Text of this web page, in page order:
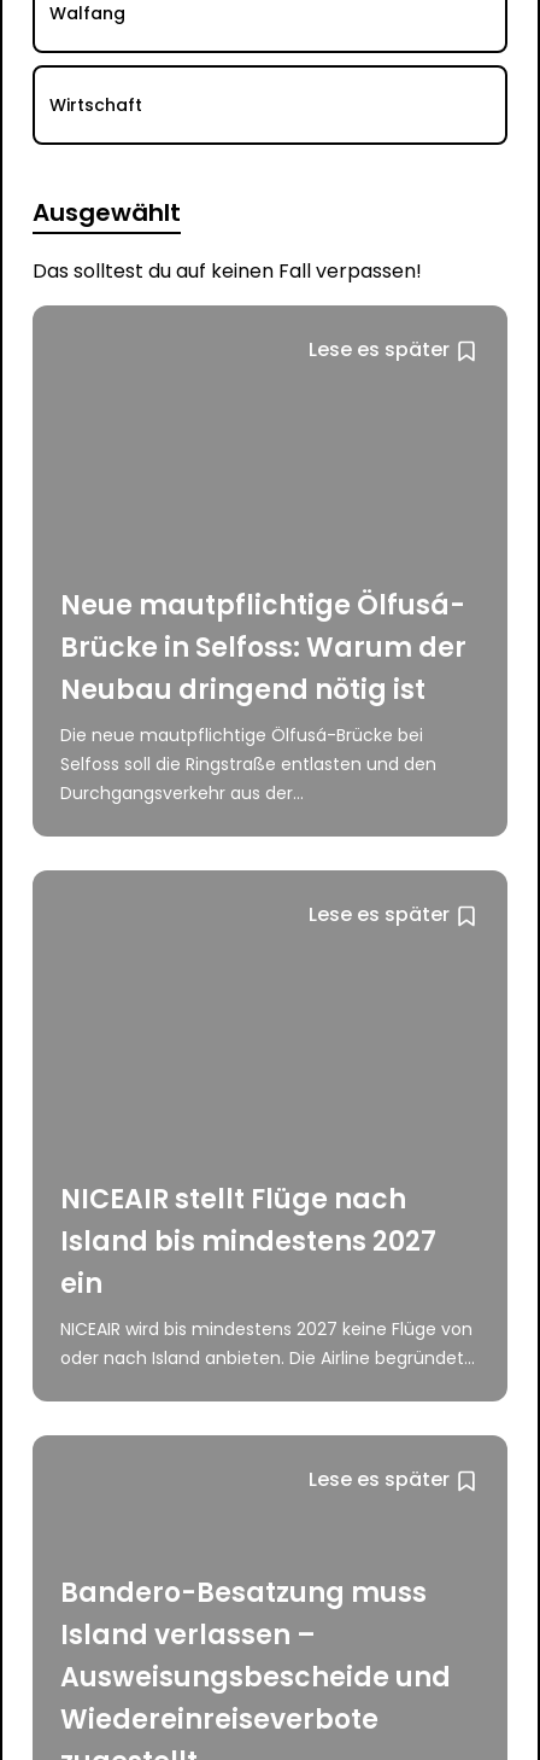
Walfang
Wirtschaft
Ausgewählt
Das solltest du auf keinen Fall verpassen!
Lese es später
Neue mautpflichtige Ölfusá-
Brücke in Selfoss: Warum der
Neubau dringend nötig ist
Die neue mautpflichtige Ölfusá-Brücke bei
Selfoss soll die Ringstraße entlasten und den
Durchgangsverkehr aus der...
Lese es später
NICEAIR stellt Flüge nach
Island bis mindestens 2027
ein
NICEAIR wird bis mindestens 2027 keine Flüge von
oder nach Island anbieten. Die Airline begründet...
Lese es später
Bandero-Besatzung muss
Island verlassen –
Ausweisungsbescheide und
Wiedereinreiseverbote